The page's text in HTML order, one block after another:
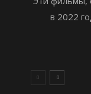
в 2022